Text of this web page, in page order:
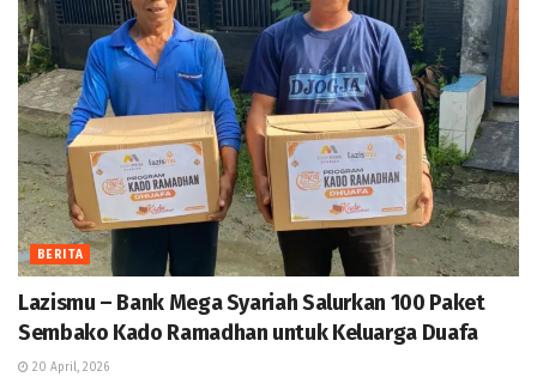
BERITA
Lazismu – Bank Mega Syariah Salurkan 100 Paket
Sembako Kado Ramadhan untuk Keluarga Duafa
20 April, 2026